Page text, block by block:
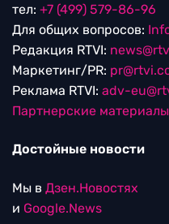
тел: +7 (499) 579-86-96
Для общих вопросов:
Редакция RTVI:
Маркетинг/PR:
Реклама RTVI: adv-
Партнерские материалы
Достойные новости
Мы в Дзен.Новостях
и Google.News